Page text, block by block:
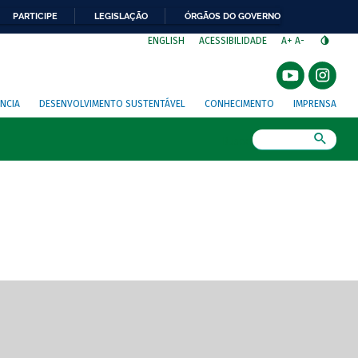
PARTICIPE LEGISLAÇÃO ÓRGÃOS DO GOVERNO
ENGLISH ACESSIBILIDADE A+ A-
DESENVOLVIMENTO SUSTENTÁVEL CONHECIMENTO IMPRENSA
de tela